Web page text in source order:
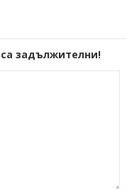
задължителни!